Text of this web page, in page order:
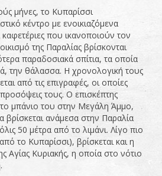
μήνες, το Κυπαρίσσι
κέντρο με ενοικιαζόμενα
που ικανοποιούν τον
της Παραλίας βρίσκονται
παραδοσιακά σπίτια, τα οποία
την θάλασσα. Η χρονολογική τους
από τις επιγραφές, οι οποίες
προσόψεις τους. Ο επισκέπτης
μπάνιο του στην Μεγάλη Άμμο,
βρίσκεται ανάμεσα στην Παραλία
50 μέτρα από το λιμάνι. Λίγο πιο
το Κυπαρίσσι), βρίσκεται και η
Αγίας Κυριακής, η οποία στο νότιο